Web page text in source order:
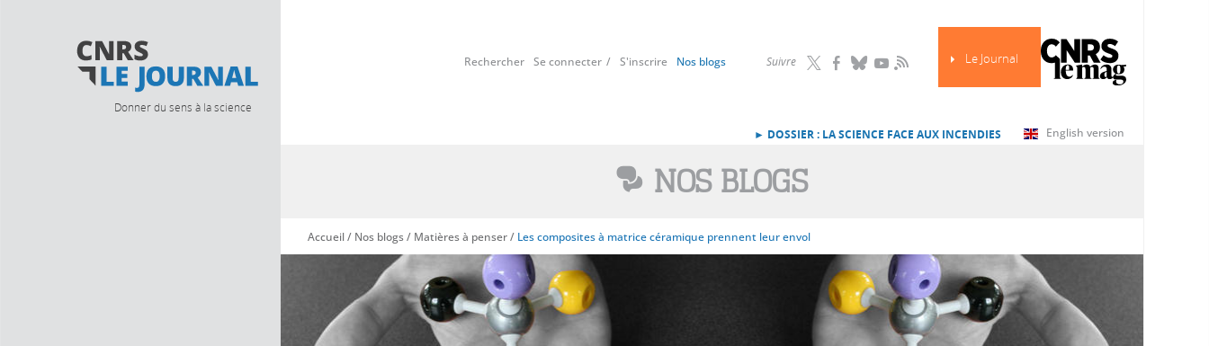
Donner du sens à la science
Le Journal
Suivre RSS
Rechercher Se connecter S'inscrire Nos blogs
English version
► DOSSIER : LA SCIENCE FACE AUX INCENDIES
NOS BLOGS
Vous êtes ici
Accueil/ Nos blogs/ Matières à penser/ Les composites à matrice céramique prennent leur envol